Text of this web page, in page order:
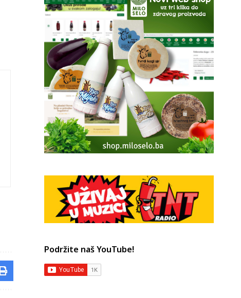
Podržite naš YouTube!